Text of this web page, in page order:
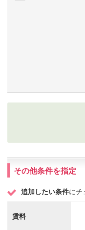
その他条件を指定
追加したい条件にチ
賃料